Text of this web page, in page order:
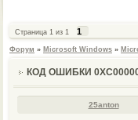
Страница 1 из 1 1
Форум » Microsoft Windows »
КОД ОШИБКИ
25anton